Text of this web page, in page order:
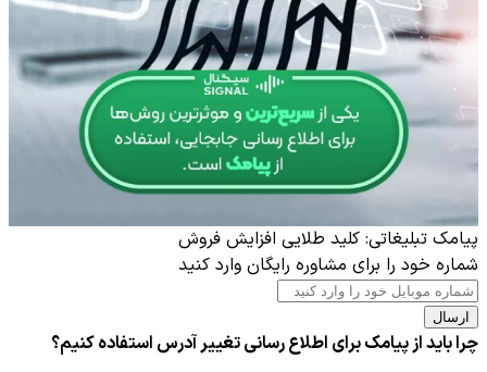
پیامک تبلیغاتی: کلید طلایی افزایش فروش
شماره خود را برای مشاوره رایگان وارد کنید
ارسال
چرا باید از پیامک برای اطلاع رسانی تغییر آدرس استفاده کنیم؟